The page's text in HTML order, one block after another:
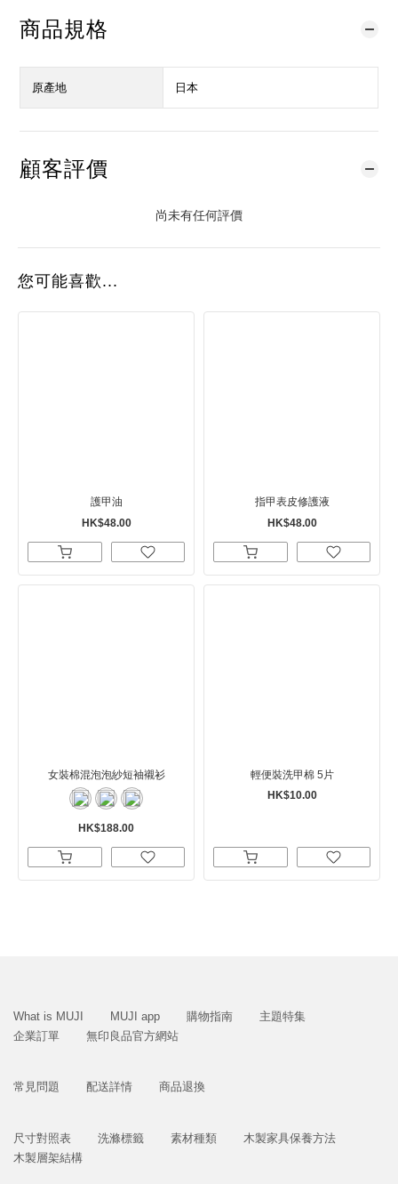
商品規格
原產地 日本
顧客評價
尚未有任何評價
您可能喜歡...
護甲油
HK$48.00
指甲表皮修護液
HK$48.00
女裝棉混泡泡紗短袖襯衫
HK$188.00
輕便裝洗甲棉 5片
HK$10.00
What is MUJI MUJI app 購物指南
主題特集
企業訂單
無印良品官方網站
常見問題 配送詳情 商品退換
尺寸對照表 洗滌標籤 素材種類
木製家具保養方法
木製層架結構